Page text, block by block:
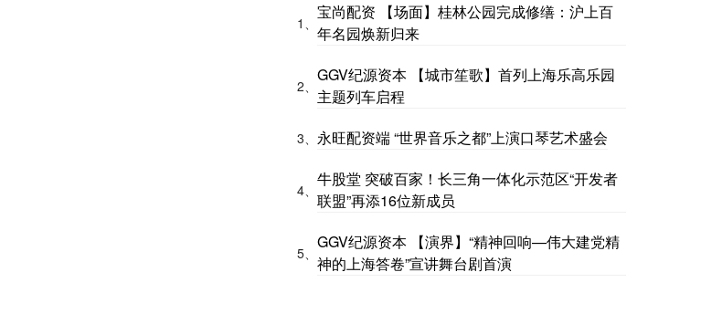
1、
宝尚配资 【场面】桂林公园完成修缮：沪上百
年名园焕新归来
2、
GGV纪源资本 【城市笙歌】首列上海乐高乐园
主题列车启程
3、 永旺配资端 “世界音乐之都”上演口琴艺术盛会
4、
牛股堂 突破百家！长三角一体化示范区“开发者
联盟”再添16位新成员
5、
GGV纪源资本 【演界】“精神回响—伟大建党精
神的上海答卷”宣讲舞台剧首演